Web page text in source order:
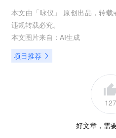
本文由「咏仪 」 原创出品，转
违规转载必究。
本文图片来自： AI生成
项目推荐
127
好文章，需